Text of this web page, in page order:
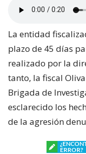
La entidad
plazo de 45 días
realizado por la
tanto, la fiscal
Brigada de
esclarecido los
de la agresión
ERROR?